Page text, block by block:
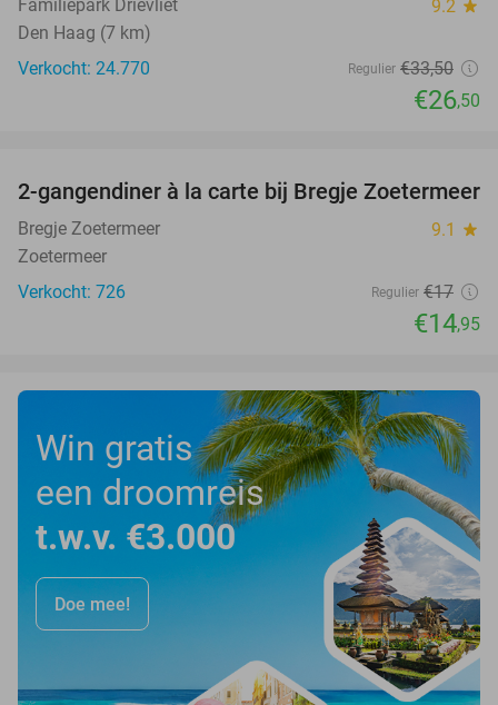
Familiepark Drievliet 9.2 star
Den Haag (7 km)
Verkocht: 24.770
Regulier €33,50
€26,50
12%
2-gangendiner à la carte bij Bregje Zoetermeer
Bregje Zoetermeer 9.1 star
Zoetermeer
Verkocht: 726
Regulier €17
€14,95
Win gratis
een droomreis
t.w.v. €3.000
Doe mee!